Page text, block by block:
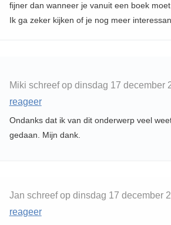
fijner dan wanneer je vanuit een boek
Ik ga zeker kijken of je nog meer
Miki schreef op dinsdag 17 december
reageer
Ondanks dat ik van dit onderwerp veel
gedaan. Mijn dank.
Jan schreef op dinsdag 17 december
reageer